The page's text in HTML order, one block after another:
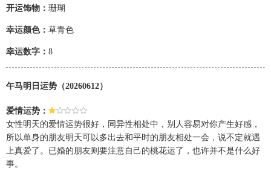
开运饰物： 珊瑚
幸运颜色： 草青色
幸运数字： 8
午马明日运势（20260612）
爱情运势：
女性明天的爱情运势很好，同异性相处中，别人容易对你产生好感，
所以单身的朋友明天可以多出去和平时的朋友相处一会，说不定就遇
上真爱了。已婚的朋友则要注意自己的桃花运了，也许并不是什么好
事。